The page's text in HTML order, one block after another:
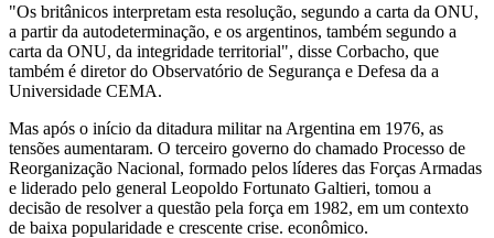
"Os britânicos interpretam esta resolução, segundo a carta da ONU,
a partir da autodeterminação, e os argentinos, também segundo a
carta da ONU, da integridade territorial", disse Corbacho, que
também é diretor do Observatório de Segurança e Defesa da a
Universidade CEMA.
Mas após o início da ditadura militar na Argentina em 1976, as
tensões aumentaram. O terceiro governo do chamado Processo de
Reorganização Nacional, formado pelos líderes das Forças Armadas
e liderado pelo general Leopoldo Fortunato Galtieri, tomou a
decisão de resolver a questão pela força em 1982, em um contexto
de baixa popularidade e crescente crise. econômico.